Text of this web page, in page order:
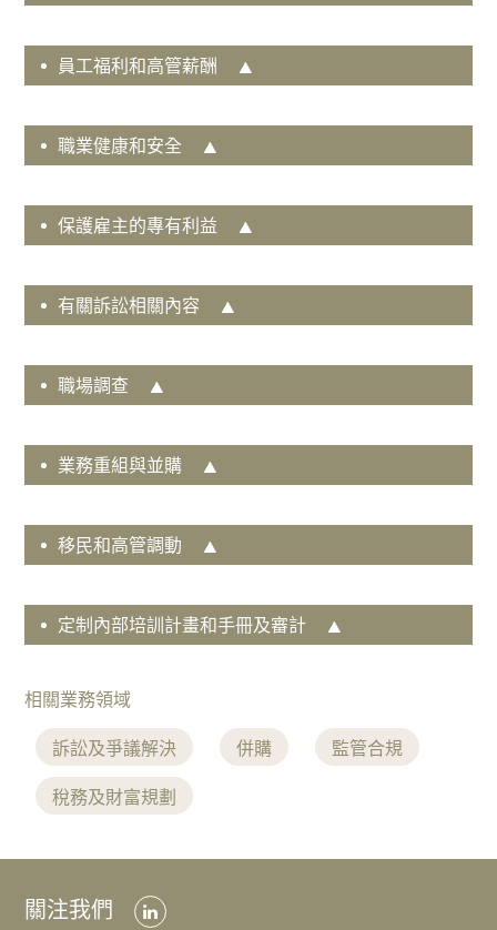
員工福利和高管薪酬
職業健康和安全
保護雇主的專有利益
有關訴訟相關內容
職場調查
業務重組與並購
移民和高管調動
定制內部培訓計畫和手冊及審計
相關業務領域
訴訟及爭議解決 併購 監管合規
稅務及財富規劃
關注我們
利
私
客
戶
識
產
維
權
房
家
事
監
合
規
產
重
組
稅
及
富